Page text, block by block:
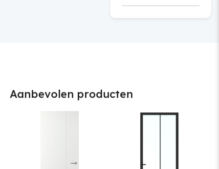
Aanbevolen producten